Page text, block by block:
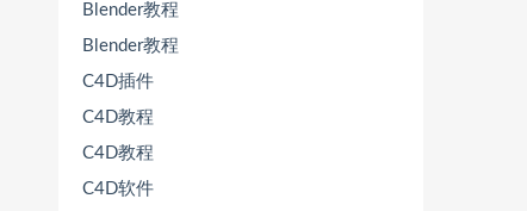
Blender教程
Blender教程
C4D插件
C4D教程
C4D教程
C4D软件